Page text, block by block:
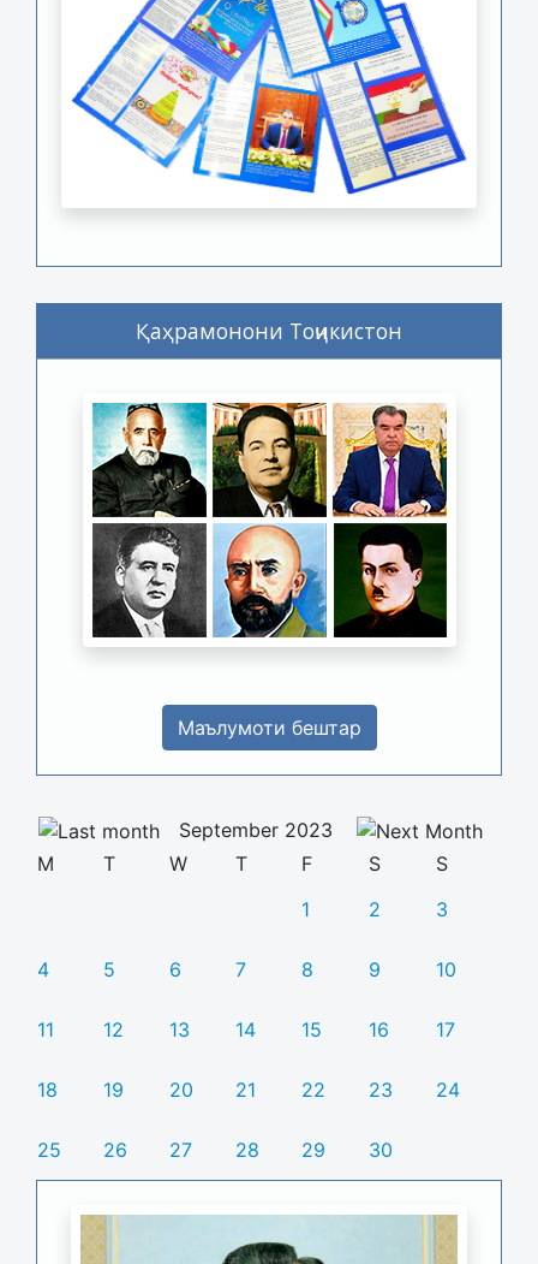
Қаҳрамонони Тоҷикистон
Маълумоти бештар
September 2023
M
T W T F S
S
1
2 3
4 5 6 7 8 9 10
11 12 13 14 15 16 17
18 19 20 21 22 23 24
25 26 27 28 29 30